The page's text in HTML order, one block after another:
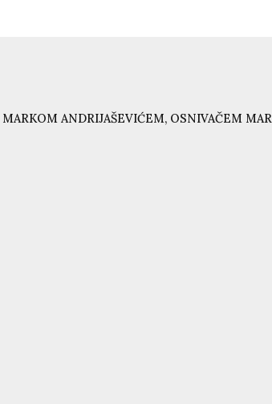
MARKOM ANDRIJAŠEVIĆEM, OSNIVAČEM